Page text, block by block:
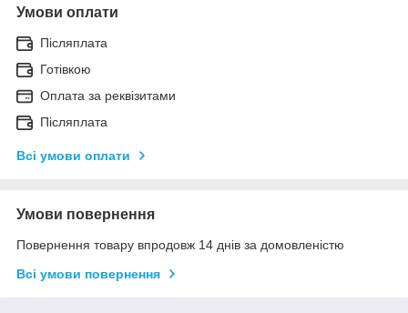
Умови оплати
Післяплата
Готівкою
Оплата за реквізитами
Післяплата
Всі умови оплати
Умови повернення
Повернення товару впродовж 14 днів за домовленістю
Всі умови повернення